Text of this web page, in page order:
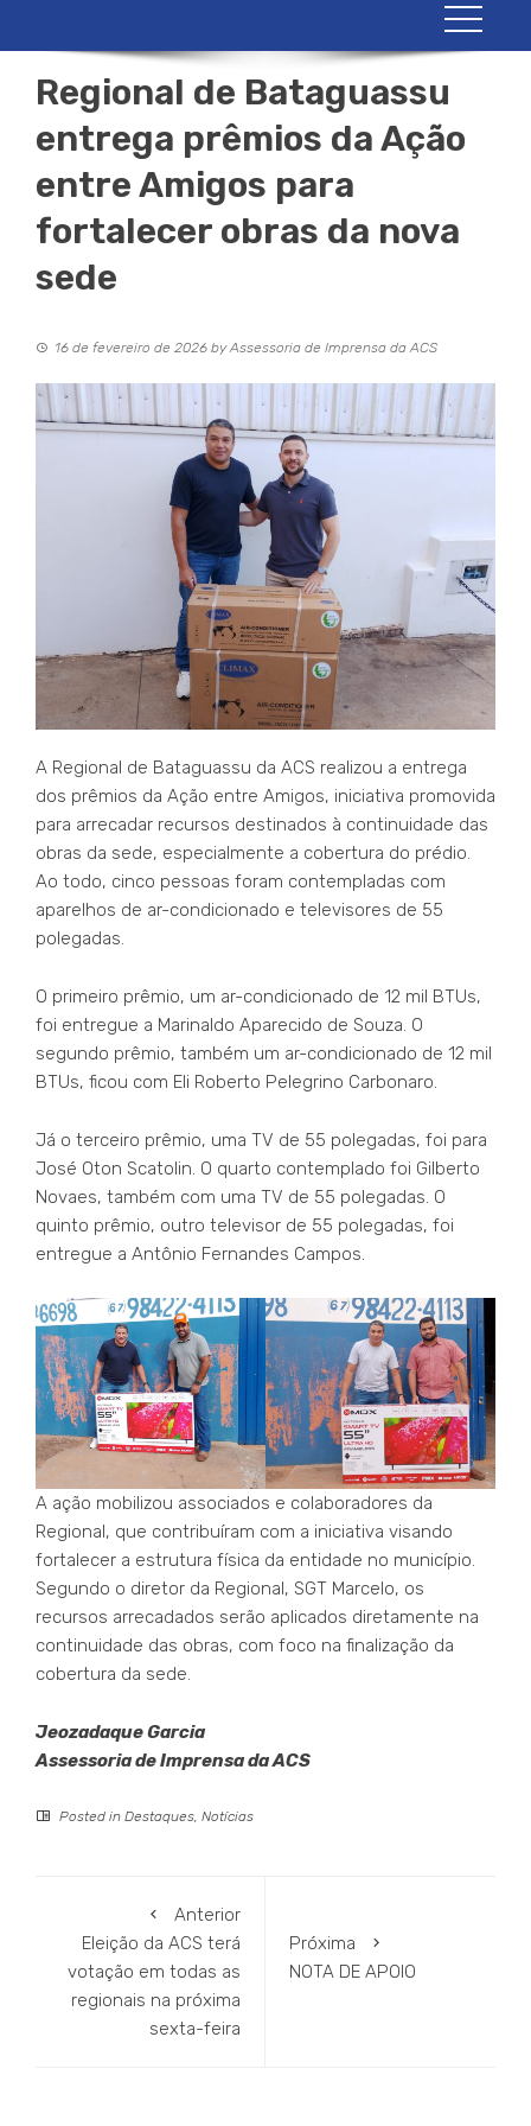
Regional de Bataguassu
entrega prêmios da Ação
entre Amigos para
fortalecer obras da nova
sede
16 de fevereiro de 2026 byAssessoria de Imprensa da ACS
A Regional de Bataguassu da ACS realizou a entrega
dos prêmios da Ação entre Amigos, iniciativa promovida
para arrecadar recursos destinados à continuidade das
obras da sede, especialmente a cobertura do prédio.
Ao todo, cinco pessoas foram contempladas com
aparelhos de ar-condicionado e televisores de 55
polegadas.
O primeiro prêmio, um ar-condicionado de 12 mil BTUs,
foi entregue a Marinaldo Aparecido de Souza. O
segundo prêmio, também um ar-condicionado de 12 mil
BTUs, ficou com Eli Roberto Pelegrino Carbonaro.
Já o terceiro prêmio, uma TV de 55 polegadas, foi para
José Oton Scatolin. O quarto contemplado foi Gilberto
Novaes, também com uma TV de 55 polegadas. O
quinto prêmio, outro televisor de 55 polegadas, foi
entregue a Antônio Fernandes Campos.
A ação mobilizou associados e colaboradores da
Regional, que contribuíram com a iniciativa visando
fortalecer a estrutura física da entidade no município.
Segundo o diretor da Regional, SGT Marcelo, os
recursos arrecadados serão aplicados diretamente na
continuidade das obras, com foco na finalização da
cobertura da sede.
Jeozadaque Garcia
Assessoria de Imprensa da ACS
Posted in Destaques, Notícias
Anterior
Eleição da ACS terá
votação em todas as
regionais na próxima
sexta-feira
Próxima
NOTA DE APOIO